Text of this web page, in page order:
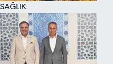
SAĞLIK